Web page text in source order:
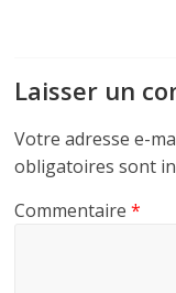
Laisser un
Votre adresse e-
obligatoires sont
Commentaire*